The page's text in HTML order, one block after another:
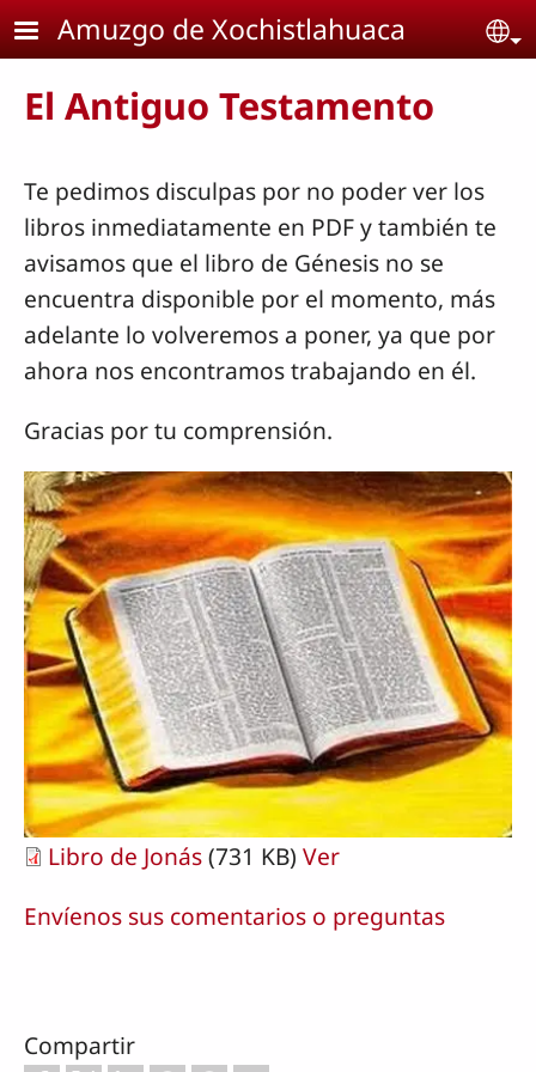
Pasar al contenido principal
Amuzgo de Xochistlahuaca
El Antiguo Testamento
Te pedimos disculpas por no poder ver los
libros inmediatamente en PDF y también te
avisamos que el libro de Génesis no se
encuentra disponible por el momento, más
adelante lo volveremos a poner, ya que por
ahora nos encontramos trabajando en él.
Gracias por tu comprensión.
Libro de Jonás(731 KB) Ver
Envíenos sus comentarios o preguntas
Compartir